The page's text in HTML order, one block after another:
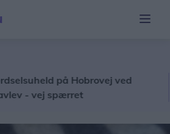
på Hobrovej ved
- vej spærret